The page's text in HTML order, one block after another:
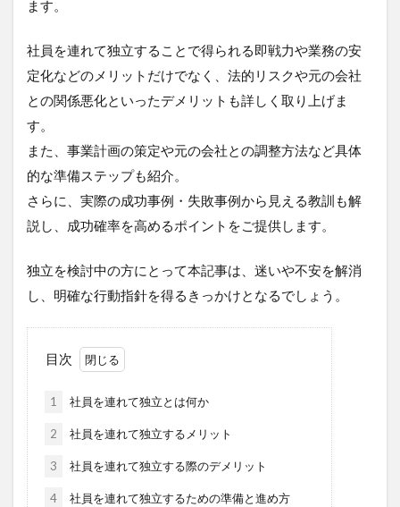
ます。
社員を連れて独立することで得られる即戦力や業務の安
定化などのメリットだけでなく、法的リスクや元の会社
との関係悪化といったデメリットも詳しく取り上げま
す。
また、事業計画の策定や元の会社との調整方法など具体
的な準備ステップも紹介。
さらに、実際の成功事例・失敗事例から見える教訓も解
説し、成功確率を高めるポイントをご提供します。
独立を検討中の方にとって本記事は、迷いや不安を解消
し、明確な行動指針を得るきっかけとなるでしょう。
目次
1 社員を連れて独立とは何か
2 社員を連れて独立するメリット
3 社員を連れて独立する際のデメリット
4 社員を連れて独立するための準備と進め方